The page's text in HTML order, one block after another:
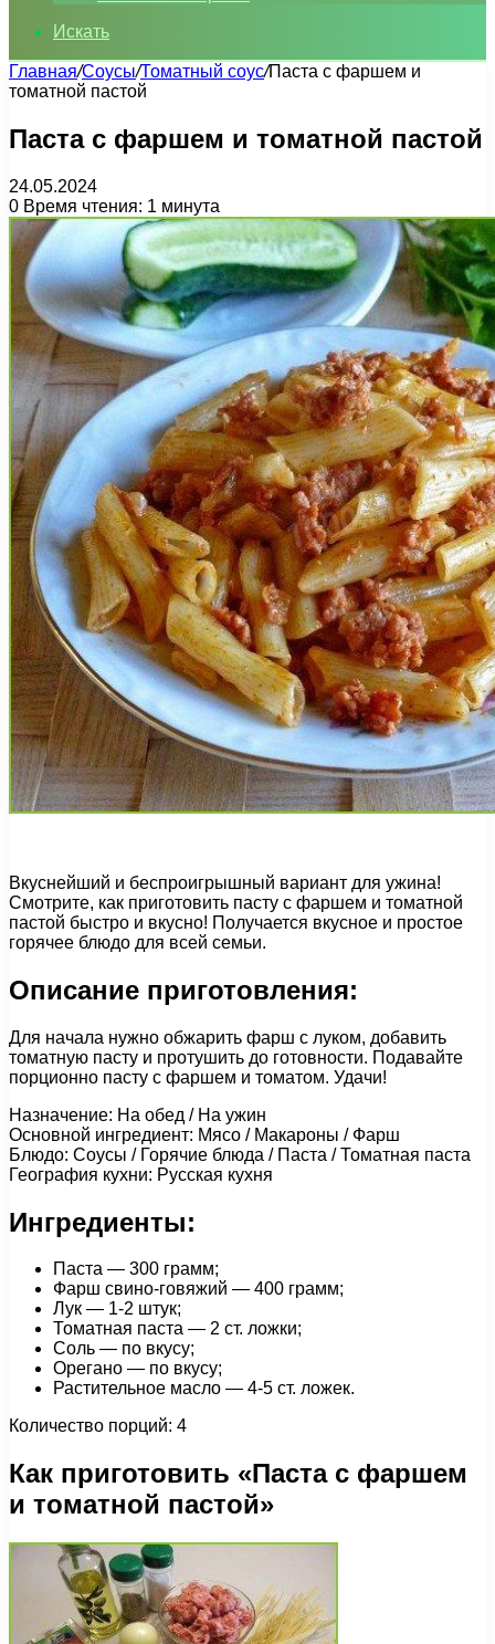
Искать
Главная/Соусы/Томатный соус/Паста с фаршем и
томатной пастой
Паста с фаршем и томатной пастой
24.05.2024
0 Время чтения: 1 минута
Вкуснейший и беспроигрышный вариант для ужина!
Смотрите, как приготовить пасту с фаршем и томатной
пастой быстро и вкусно! Получается вкусное и простое
горячее блюдо для всей семьи.
Описание приготовления:
Для начала нужно обжарить фарш с луком, добавить
томатную пасту и протушить до готовности. Подавайте
порционно пасту с фаршем и томатом. Удачи!
Назначение: На обед / На ужин
Основной ингредиент: Мясо / Макароны / Фарш
Блюдо: Соусы / Горячие блюда / Паста / Томатная паста
География кухни: Русская кухня
Ингредиенты:
Паста — 300 грамм;
Фарш свино-говяжий — 400 грамм;
Лук — 1-2 штук;
Томатная паста — 2 ст. ложки;
Соль — по вкусу;
Орегано — по вкусу;
Растительное масло — 4-5 ст. ложек.
Количество порций: 4
Как приготовить «Паста с фаршем
и томатной пастой»